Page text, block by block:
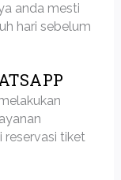
anda mesti
hari sebelum
reservasi tiket